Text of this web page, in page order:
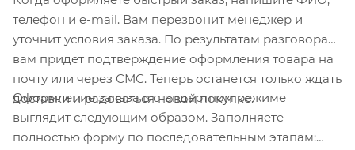
телефон и e-mail. Вам перезвонит менеджер и
уточнит условия заказа. По результатам разговора
вам придет подтверждение оформления товара на
почту или через СМС. Теперь останется только ждать
доставки и радоваться новой покупке.
Оформление заказа в стандартном режиме
выглядит следующим образом. Заполняете
полностью форму по последовательным этапам: